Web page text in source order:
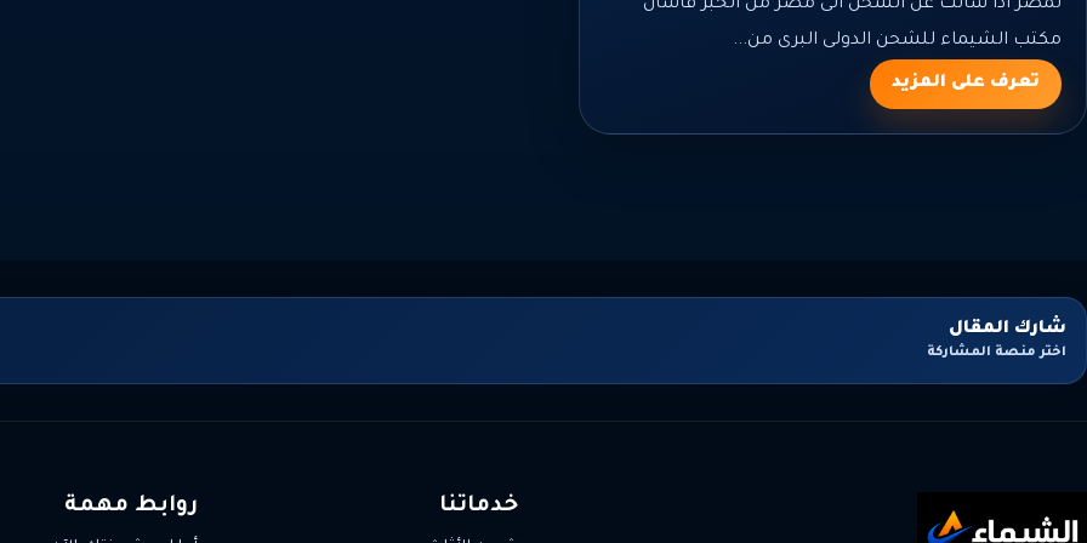
لمصر اذا سألت عن الشحن الى مصر من الخبر فاسأل
مكتب الشيماء للشحن الدولى البرى من...
تعرف على المزيد
شارك المقال
اختر منصة المشاركة
خدماتنا روابط مهمة